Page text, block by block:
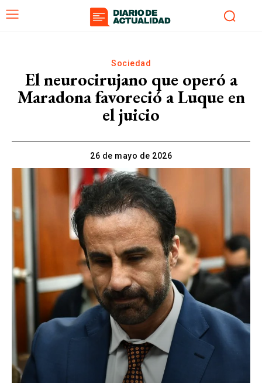
Sociedad
El neurocirujano que operó a
Maradona favoreció a Luque en
el juicio
26 de mayo de 2026